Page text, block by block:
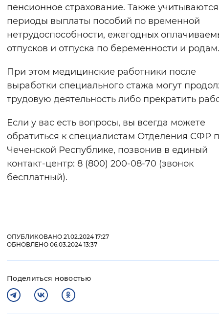
пенсионное страхование. Также учитываются
периоды выплаты пособий по временной
нетрудоспособности, ежегодных
отпусков и отпуска по беременности и родам.
При этом медицинские работники после
выработки специального стажа могут
трудовую деятельность либо прекратить
Если у вас есть вопросы, вы всегда можете
обратиться к специалистам Отделения СФР
Чеченской Республике, позвонив в единый
контакт-центр: 8 (800) 200-08-70 (звонок
бесплатный).
ОПУБЛИКОВАНО 21.02.2024 17:27
ОБНОВЛЕНО 06.03.2024 13:37
Поделиться новостью